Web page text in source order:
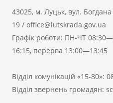
43025, м. Луцьк, вул.
19 / office@lutskrada.gov.ua
Графік роботи: ПН-ЧТ
16:15, перерва 13:00—13:45
Відділ комунікацій «15-80»:
Відділ звернень громадян: